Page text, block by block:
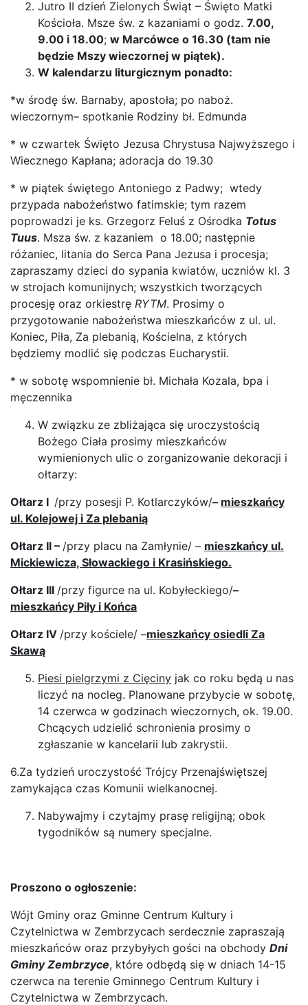
Jutro II dzień Zielonych Świąt – Święto Matki
Kościoła. Msze św. z kazaniami o godz. 7.00,
9.00 i 18.00; w Marcówce o 16.30 (tam nie
będzie Mszy wieczornej w piątek).
W kalendarzu liturgicznym ponadto:
*w środę św. Barnaby, apostoła; po naboż.
wieczornym– spotkanie Rodziny bł. Edmunda
* w czwartek Święto Jezusa Chrystusa Najwyższego i
Wiecznego Kapłana; adoracja do 19.30
* w piątek świętego Antoniego z Padwy; wtedy
przypada nabożeństwo fatimskie; tym razem
poprowadzi je ks. Grzegorz Feluś z Ośrodka Totus
Tuus. Msza św. z kazaniem o 18.00; następnie
różaniec, litania do Serca Pana Jezusa i procesja;
zapraszamy dzieci do sypania kwiatów, uczniów kl. 3
w strojach komunijnych; wszystkich tworzących
procesję oraz orkiestrę RYTM. Prosimy o
przygotowanie nabożeństwa mieszkańców z ul. ul.
Koniec, Piła, Za plebanią, Kościelna, z których
będziemy modlić się podczas Eucharystii.
* w sobotę wspomnienie bł. Michała Kozala, bpa i
męczennika
W związku ze zbliżająca się uroczystością
Bożego Ciała prosimy mieszkańców
wymienionych ulic o zorganizowanie dekoracji i
ołtarzy:
Ołtarz I /przy posesji P. Kotlarczyków/– mieszkańcy
ul. Kolejowej i Za plebanią
Ołtarz II – /przy placu na Zamłynie/ – mieszkańcy ul.
Mickiewicza, Słowackiego i Krasińskiego.
Ołtarz III /przy figurce na ul. Kobyłeckiego/–
mieszkańcy Piły i Końca
Ołtarz IV /przy kościele/ –mieszkańcy osiedli Za
Skawą
Piesi pielgrzymi z Cięciny jak co roku będą u nas
liczyć na nocleg. Planowane przybycie w sobotę,
14 czerwca w godzinach wieczornych, ok. 19.00.
Chcących udzielić schronienia prosimy o
zgłaszanie w kancelarii lub zakrystii.
6.Za tydzień uroczystość Trójcy Przenajświętszej
zamykająca czas Komunii wielkanocnej.
Nabywajmy i czytajmy prasę religijną; obok
tygodników są numery specjalne.
Proszono o ogłoszenie:
Wójt Gminy oraz Gminne Centrum Kultury i
Czytelnictwa w Zembrzycach serdecznie zapraszają
mieszkańców oraz przybyłych gości na obchody Dni
Gminy Zembrzyce, które odbędą się w dniach 14-15
czerwca na terenie Gminnego Centrum Kultury i
Czytelnictwa w Zembrzycach.